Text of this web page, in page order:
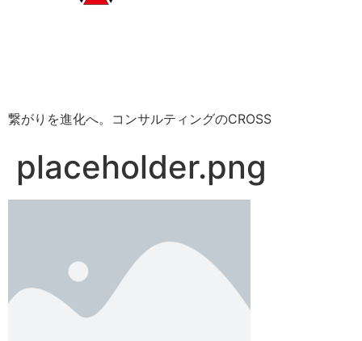
繋がりを進化へ。コンサルティングのCROSS
placeholder.png